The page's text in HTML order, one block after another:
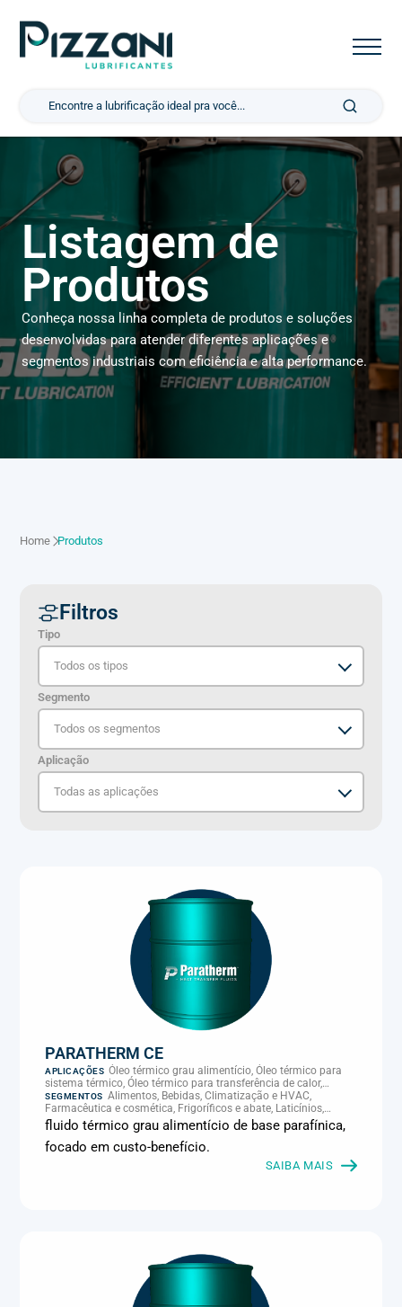
Listagem de
Produtos
Conheça nossa linha completa de produtos e soluções
desenvolvidas para atender diferentes aplicações e
segmentos industriais com eficiência e alta performance.
Home Produtos
Filtros
Tipo
Segmento
Aplicação
PARATHERM CE
APLICAÇÕES Óleo térmico grau alimentício, Óleo térmico para
sistema térmico, Óleo térmico para transferência de calor,
Transferência térmica
SEGMENTOS Alimentos, Bebidas, Climatização e HVAC,
Farmacêutica e cosmética, Frigoríficos e abate, Laticínios,
Panificação, Plásticos e borracha, Química e petroquímica,
Supermercados e refrigeração comercial
fluido térmico grau alimentício de base parafínica,
focado em custo-benefício.
SAIBA MAIS